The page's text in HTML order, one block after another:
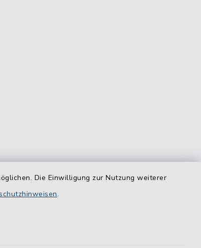
Die Einwilligung zur Nutzung weiterer
.